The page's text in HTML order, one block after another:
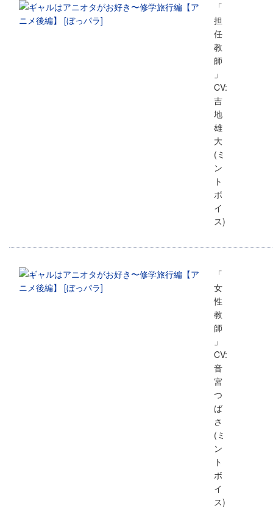
「
担
任
教
師
」
CV:
吉
地
雄
大
(ミ
ン
ト
ボ
イ
ス)
「
女
性
教
師
」
CV:
音
宮
つ
ば
さ
(ミ
ン
ト
ボ
イ
ス)